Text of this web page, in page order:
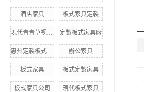
酒店家具 板式家具定製
現代青青草视频网站 定製板式家具廠
惠州定製板式家具 辦公家具
板式家具 板式定製家具
板式家具公司 現代板式家具